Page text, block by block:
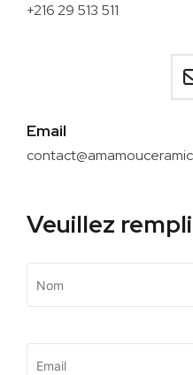
+216 29 513 511
Email
Veuillez